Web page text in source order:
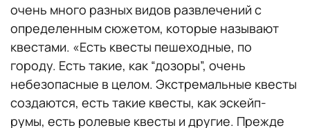
очень много разных видов развлечений с
определенным сюжетом, которые называют
квестами. «Есть квесты пешеходные, по
городу. Есть такие, как “дозоры”, очень
небезопасные в целом. Экстремальные квесты
создаются, есть такие квесты, как эскейп-
румы, есть ролевые квесты и другие. Прежде